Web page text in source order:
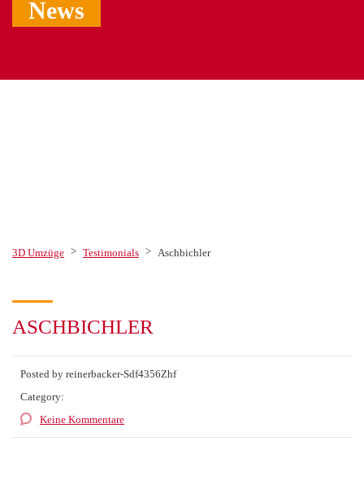
News
3D Umzüge > Testimonials > Aschbichler
ASCHBICHLER
Posted by reinerbacker-Sdf4356Zhf
Category:
Keine Kommentare